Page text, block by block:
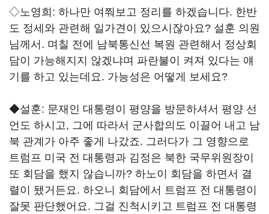
◇노영희: 하나만 여쭤보고 정리를 하겠습니다. 한반
도 정세와 관련해 일가견이 있으시잖아요? 설훈 의원
님께서. 며칠 전에 남북통신선 복원 관련해서 정상회
담이 가능해지지 않겠냐며 파란불이 켜져 있다는 얘
기를 하고 있는데요. 가능성은 어떻게 보세요?
◆설훈: 문재인 대통령이 평양을 방문하셔서 평양 선
언도 하시고, 그에 따라서 군사합의도 이끌어 내고 남
북 관계가 아주 좋게 나갔죠. 그러다가 그 영향으로
트럼프 미국 전 대통령과 김정은 북한 국무위원장이
또 회담을 했지 않습니까? 하노이 회담을 하면서 결
렬이 됐거든요. 하오니 회담에서 트럼프 전 대통령이
잘못 판단했어요. 그걸 진척시키고 트럼프 전 대통령